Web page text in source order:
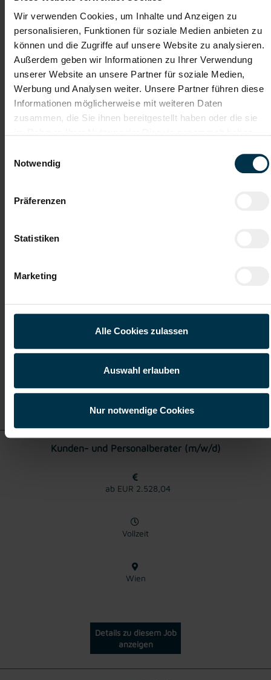
Wir verwenden Cookies, um Inhalte und Anzeigen zu
personalisieren, Funktionen für soziale Medien anbieten zu
können und die Zugriffe auf unsere Website zu analysieren.
Außerdem geben wir Informationen zu Ihrer Verwendung
unserer Website an unsere Partner für soziale Medien,
Werbung und Analysen weiter. Unsere Partner führen diese
Informationen möglicherweise mit weiteren Daten
zusammen, die Sie ihnen bereitgestellt haben oder die sie
Notwendig
Präferenzen
Statistiken
Marketing
Alle Cookies zulassen
Auswahl erlauben
Nur notwendige Cookies
Karriere-Coaching mit der
besten Jobberatung
Zahlreiche Stellenangebote
in der regionalen Wirtschaft
Soziale Absicherung durch
TTI-Betriebsrat und
Tolle Aus- und
Weiterbildungsangebote
Details zu diesem Job
anzeigen
Kunden- und Personalberater (m/w/d)
ab EUR 2.528,04
Vollzeit
Wien
Details zu diesem Job
anzeigen